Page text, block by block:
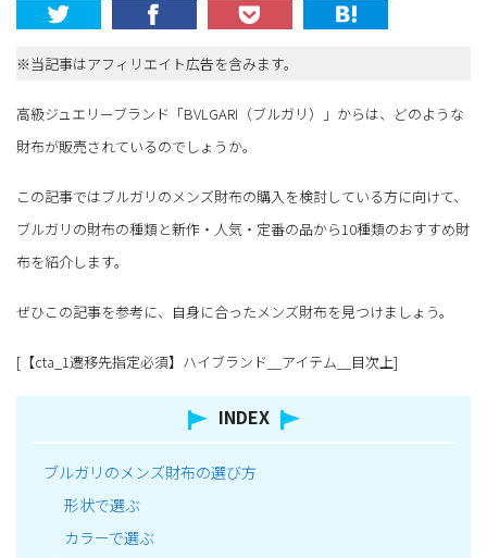
※当記事はアフィリエイト広告を含みます。
高級ジュエリーブランド「BVLGARI（ブルガリ）」からは、どのような
財布が販売されているのでしょうか。
この記事ではブルガリのメンズ財布の購入を検討している方に向けて、
ブルガリの財布の種類と新作・人気・定番の品から10種類のおすすめ財
布を紹介します。
ぜひこの記事を参考に、自身に合ったメンズ財布を見つけましょう。
[【cta_1遷移先指定必須】ハイブランド＿アイテム＿目次上]
INDEX
ブルガリのメンズ財布の選び方
形状で選ぶ
カラーで選ぶ